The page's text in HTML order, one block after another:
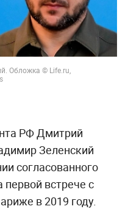
Обложка © Life.ru,
РФ Дмитрий
Зеленский
согласованного
первой встрече с
в 2019 году.